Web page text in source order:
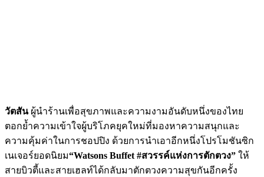
วัตสันผู้นำร้านเพื่อสุขภาพและความงามอันดับหนึ่งของไทย
ตอกย้ำความเข้าใจผู้บริโภคยุคใหม่ที่มองหาความสนุกและ
ความคุ้มค่าในการชอปปิง ด้วยการนำเอาอีกหนึ่งโปรโมชันซิก
เนเจอร์ยอดนิยม“Watsons Buffet #สวรรค์แห่งการตักตวง” ให้
สายบิวตี้และสายเฮลท์ได้กลับมาตักตวงความสุขกันอีกครั้ง